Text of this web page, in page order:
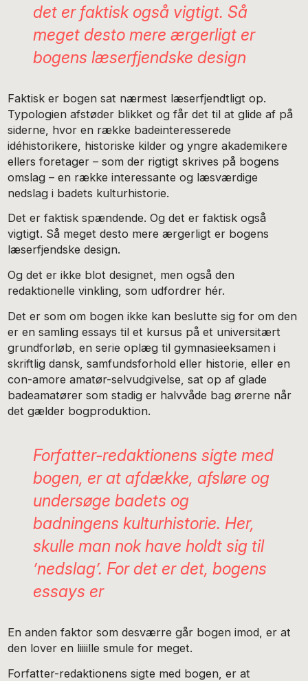
det er faktisk også vigtigt. Så
meget desto mere ærgerligt er
bogens læserfjendske design
Faktisk er bogen sat nærmest læserfjendtligt op.
Typologien afstøder blikket og får det til at glide af på
siderne, hvor en række badeinteresserede
idéhistorikere, historiske kilder og yngre akademikere
ellers foretager – som der rigtigt skrives på bogens
omslag – en række interessante og læsværdige
nedslag i badets kulturhistorie.
Det er faktisk spændende. Og det er faktisk også
vigtigt. Så meget desto mere ærgerligt er bogens
læserfjendske design.
Og det er ikke blot designet, men også den
redaktionelle vinkling, som udfordrer hér.
Det er som om bogen ikke kan beslutte sig for om den
er en samling essays til et kursus på et universitært
grundforløb, en serie oplæg til gymnasieeksamen i
skriftlig dansk, samfundsforhold eller historie, eller en
con-amore amatør-selvudgivelse, sat op af glade
badeamatører som stadig er halvvåde bag ørerne når
det gælder bogproduktion.
Forfatter-redaktionens sigte med
bogen, er at afdække, afsløre og
undersøge badets og
badningens kulturhistorie. Her,
skulle man nok have holdt sig til
’nedslag’. For det er det, bogens
essays er
En anden faktor som desværre går bogen imod, er at
den lover en liiiille smule for meget.
Forfatter-redaktionens sigte med bogen, er at